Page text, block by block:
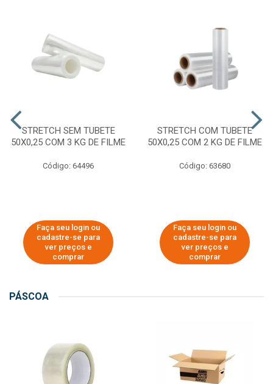
STRETCH SEM TUBETE
50X0,25 COM 3 KG DE FILME
Código: 64496
Faça seu login ou
cadastre-se para
ver preços e
comprar
STRETCH COM TUBETE
50X0,25 COM 2 KG DE FILME
Código: 63680
Faça seu login ou
cadastre-se para
ver preços e
comprar
PÁSCOA